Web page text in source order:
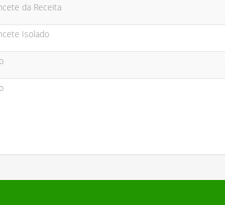
da Receita
Isolado